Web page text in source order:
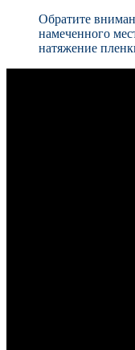
Обратите
намеченного
натяжение